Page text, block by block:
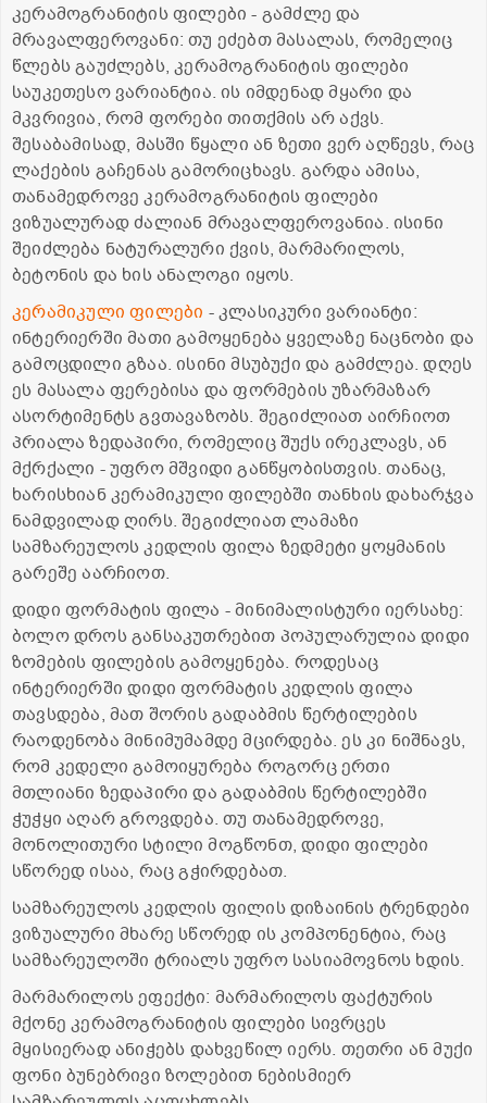
კერამოგრანიტის ფილები - გამძლე და
მრავალფეროვანი: თუ ეძებთ მასალას, რომელიც
წლებს გაუძლებს, კერამოგრანიტის ფილები
საუკეთესო ვარიანტია. ის იმდენად მყარი და
მკვრივია, რომ ფორები თითქმის არ აქვს.
შესაბამისად, მასში წყალი ან ზეთი ვერ აღწევს, რაც
ლაქების გაჩენას გამორიცხავს. გარდა ამისა,
თანამედროვე კერამოგრანიტის ფილები
ვიზუალურად ძალიან მრავალფეროვანია. ისინი
შეიძლება ნატურალური ქვის, მარმარილოს,
ბეტონის და ხის ანალოგი იყოს.
კერამიკული ფილები - კლასიკური ვარიანტი:
ინტერიერში მათი გამოყენება ყველაზე ნაცნობი და
გამოცდილი გზაა. ისინი მსუბუქი და გამძლეა. დღეს
ეს მასალა ფერებისა და ფორმების უზარმაზარ
ასორტიმენტს გვთავაზობს. შეგიძლიათ აირჩიოთ
პრიალა ზედაპირი, რომელიც შუქს ირეკლავს, ან
მქრქალი - უფრო მშვიდი განწყობისთვის. თანაც,
ხარისხიან კერამიკული ფილებში თანხის დახარჯვა
ნამდვილად ღირს. შეგიძლიათ ლამაზი
სამზარეულოს კედლის ფილა ზედმეტი ყოყმანის
გარეშე აარჩიოთ.
დიდი ფორმატის ფილა - მინიმალისტური იერსახე:
ბოლო დროს განსაკუთრებით პოპულარულია დიდი
ზომების ფილების გამოყენება. როდესაც
ინტერიერში დიდი ფორმატის კედლის ფილა
თავსდება, მათ შორის გადაბმის წერტილების
რაოდენობა მინიმუმამდე მცირდება. ეს კი ნიშნავს,
რომ კედელი გამოიყურება როგორც ერთი
მთლიანი ზედაპირი და გადაბმის წერტილებში
ჭუჭყი აღარ გროვდება. თუ თანამედროვე,
მონოლითური სტილი მოგწონთ, დიდი ფილები
სწორედ ისაა, რაც გჭირდებათ.
სამზარეულოს კედლის ფილის დიზაინის ტრენდები
ვიზუალური მხარე სწორედ ის კომპონენტია, რაც
სამზარეულოში ტრიალს უფრო სასიამოვნოს ხდის.
მარმარილოს ეფექტი: მარმარილოს ფაქტურის
მქონე კერამოგრანიტის ფილები სივრცეს
მყისიერად ანიჭებს დახვეწილ იერს. თეთრი ან მუქი
ფონი ბუნებრივი ზოლებით ნებისმიერ